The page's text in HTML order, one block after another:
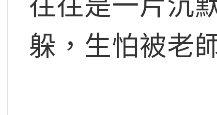
躲，生怕被老